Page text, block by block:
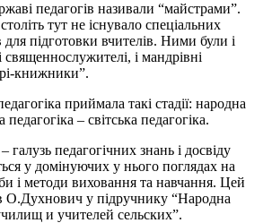
педагогів називали “майстрами”.
тут не існувало спеціальних
для підготовки вчителів. Ними були і
і мандрівні
книжники”.
приймала такі стадії: народна
– світська педагогіка.
галузь педагогічних знань і досвіду
у домінуючих у нього поглядах на
і методи виховання та навчання. Цей
О.Духнович у підручнику “Народна
и учителей сельских”.